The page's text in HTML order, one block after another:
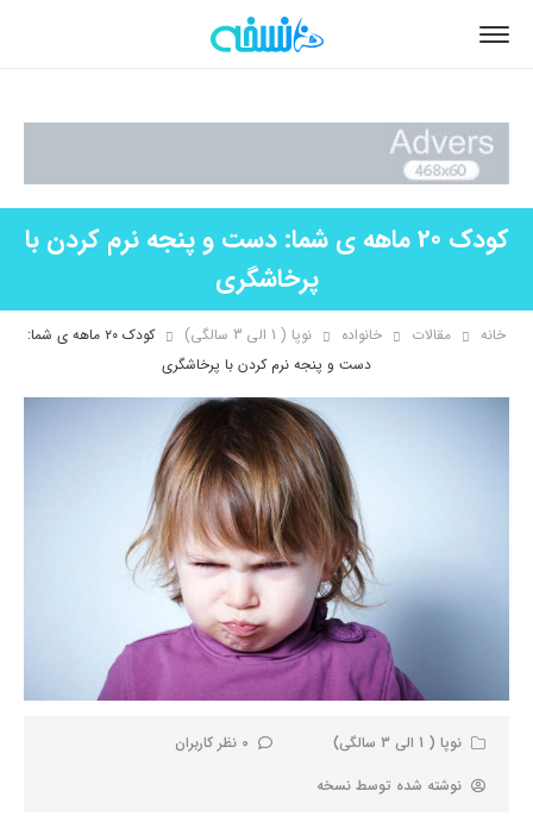
کودک 20 ماهه ی شما: دست و پنجه نرم کردن با
پرخاشگری
خانه مقالات خانواده نوپا ( 1 الی 3 سالگی)
کودک ۲۰ ماهه ی شما:
دست و پنجه نرم کردن با پرخاشگری
نوپا ( 1 الی 3 سالگی)
0 نظر کاربران
نوشته شده توسط نسخه